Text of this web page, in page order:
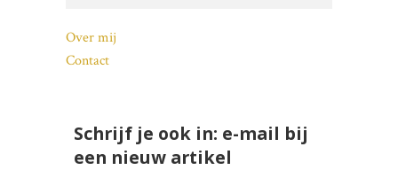
Over mij
Contact
Schrijf je ook in: e-mail bij
een nieuw artikel